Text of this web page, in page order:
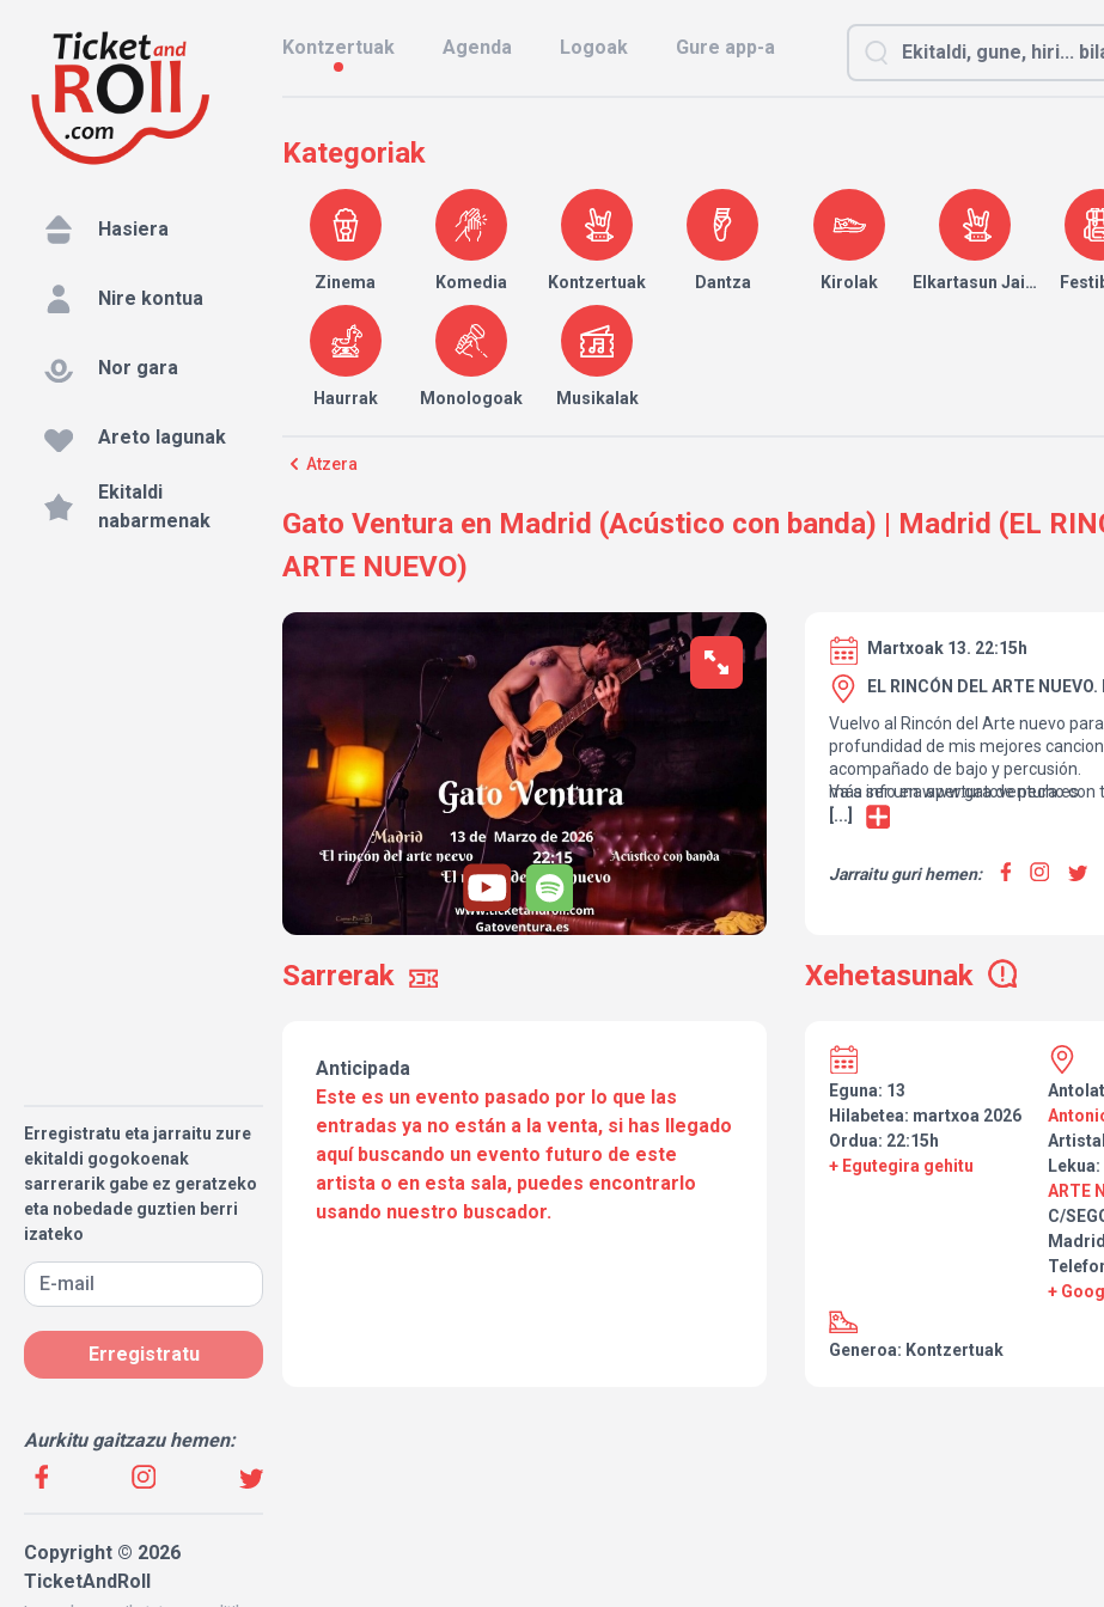
Hasiera
Nire kontua
Nor gara
Areto lagunak
Ekitaldi
nabarmenak
Erregistratu eta jarraitu zure
ekitaldi gogokoenak
sarrerarik gabe ez geratzeko
eta nobedade guztien berri
izateko
Erregistratu
Aurkitu gaitzazu hemen:
Copyright © 2026
TicketAndRoll
Kontzertuak Agenda Logoak Gure app-a
Kategoriak
Zinema Komedia Kontzertuak Dantza Kirolak Elkartasun Jaialdiak
Haurrak Monologoak Musikalak
Atzera
Gato Ventura en Madrid (Acústico con banda) | Madrid (EL
ARTE NUEVO)
Martxoak 13. 22:15h
EL RINCÓN DEL ARTE
Vuelvo al Rincón del Arte nuevo
profundidad de mis mejores
acompañado de bajo y percusión.
Va a ser una apertura de pecho con
me caracteriza.
más info en www.gatoventura.es
[...]
Jarraitu guri hemen:
Sarrerak Xehetasunak
Anticipada
Este es un evento pasado por lo que las
entradas ya no están a la venta, si has llegado
aquí buscando un evento futuro de este
artista o en esta sala, puedes encontrarlo
usando nuestro buscador.
Eguna: 13
Hilabetea: martxoa 2026
Ordua: 22:15h
+ Egutegira gehitu
Lekua:
ARTE
C/
+
Generoa: Kontzertuak